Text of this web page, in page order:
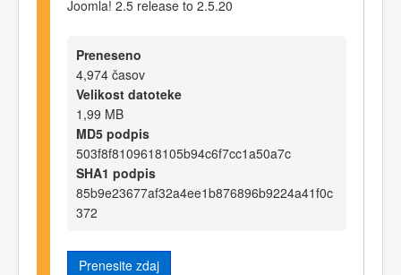
Joomla! 2.5 release to 2.5.20
Preneseno
4,974 časov
Velikost datoteke
1,99 MB
MD5 podpis
503f8f8109618105b94c6f7cc1a50a7c
SHA1 podpis
85b9e23677af32a4ee1b876896b9224a41f0c
372
Prenesite zdaj